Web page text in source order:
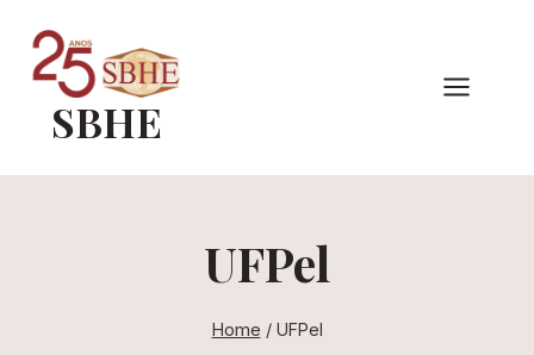
para
ConteúdoSBHE
UFPel
Home / UFPel